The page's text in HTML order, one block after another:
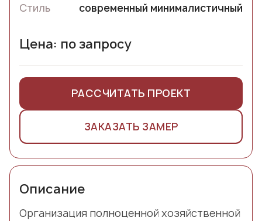
Стиль современный минималистичный
Цена: по запросу
РАССЧИТАТЬ ПРОЕКТ
ЗАКАЗАТЬ ЗАМЕР
Описание
Организация полноценной хозяйственной